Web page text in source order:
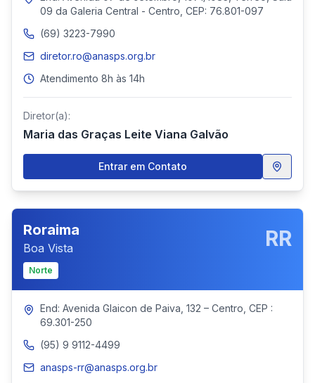
09 da Galeria Central - Centro, CEP: 76.801-097
(69) 3223-7990
diretor.ro@anasps.org.br
Atendimento 8h às 14h
Diretor(a):
Maria das Graças Leite Viana Galvão
Entrar em Contato
Roraima
Boa Vista RR
Norte
End: Avenida Glaicon de Paiva, 132 – Centro, CEP :
69.301-250
(95) 9 9112-4499
anasps-rr@anasps.org.br